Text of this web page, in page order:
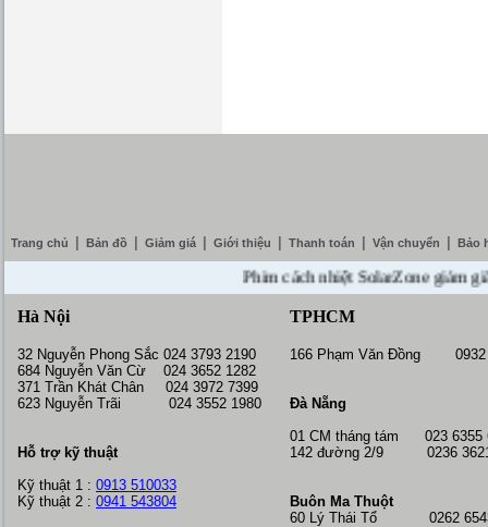
Trang chủ Bản đồ Giảm giá Giới thiệu Thanh toán Vận chuyển Bảo
Phim cách nhiệt SolarZone giảm giá
Hà Nội
32 Nguyễn Phong Sắc 024 3793 2190
684 Nguyễn Văn Cừ 024 3652 1282
371 Trần Khát Chân 024 3972 7399
623 Nguyễn Trãi 024 3552 1980
Hỗ trợ kỹ thuật
Kỹ thuật 1 : 0913 510033
Kỹ thuật 2 : 0941 543804
TPHCM
166 Phạm Văn Đồng 0932
Đà Nẵng
01 CM tháng tám 023 6355
142 đường 2/9 0236
Buôn Ma Thuột
60 Lý Thái Tổ 0262